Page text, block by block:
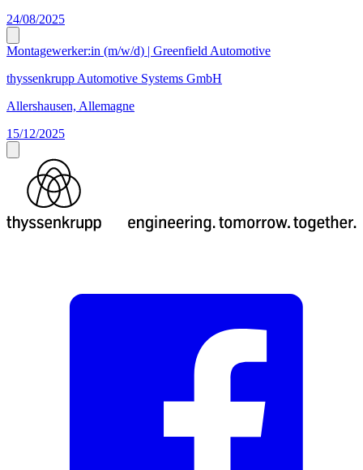
24/08/2025
Montagewerker:in (m/w/d) | Greenfield Automotive
thyssenkrupp Automotive Systems GmbH
Allershausen, Allemagne
15/12/2025